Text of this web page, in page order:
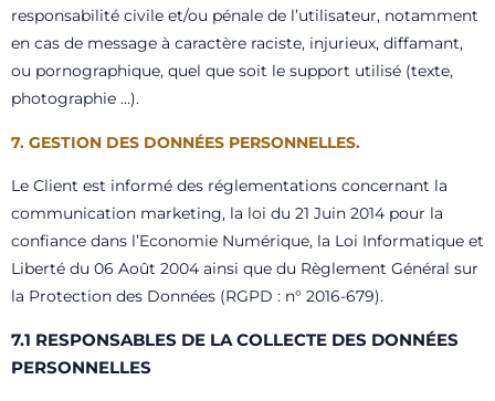
responsabilité civile et/ou pénale de l’utilisateur, notamment
en cas de message à caractère raciste, injurieux, diffamant,
ou pornographique, quel que soit le support utilisé (texte,
photographie …).
7. GESTION DES DONNÉES PERSONNELLES.
Le Client est informé des réglementations concernant la
communication marketing, la loi du 21 Juin 2014 pour la
confiance dans l’Economie Numérique, la Loi Informatique et
Liberté du 06 Août 2004 ainsi que du Règlement Général sur
la Protection des Données (RGPD : n° 2016-679).
7.1 RESPONSABLES DE LA COLLECTE DES DONNÉES
PERSONNELLES